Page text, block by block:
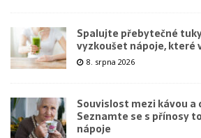
Spalujte přebytečné
vyzkoušet nápoje, které
8. srpna 2026
Souvislost mezi kávou a
Seznamte se s přínosy
nápoje